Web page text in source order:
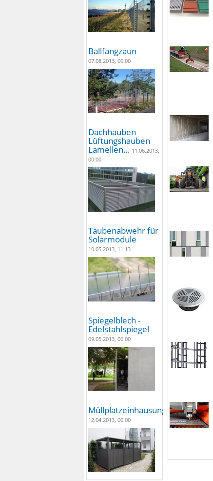
Ballfangzaun
07.08.2013, 00:00
Dachhauben
Lüftungshauben
Lamellen… 11.06.2013,
00:00
Taubenabwehr für
Solarmodule
10.05.2013, 11:13
Spiegelblech -
Edelstahlspiegel
09.05.2013, 00:00
Müllplatzeinhausungen
12.04.2013, 00:00